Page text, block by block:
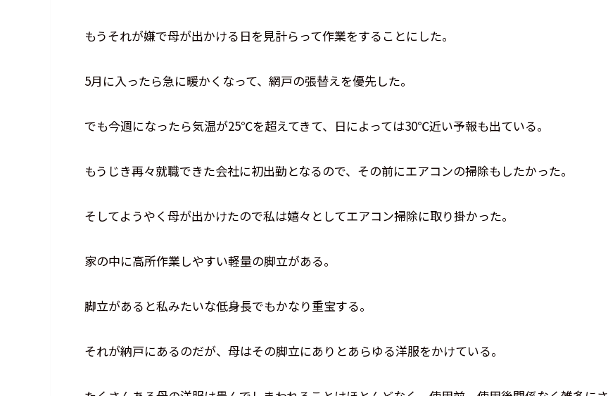
もうそれが嫌で母が出かける日を見計らって作業をすることにした。
5月に入ったら急に暖かくなって、網戸の張替えを優先した。
でも今週になったら気温が25℃を超えてきて、日によっては30℃近い予報も出ている。
もうじき再々就職できた会社に初出勤となるので、その前にエアコンの掃除もしたかった。
そしてようやく母が出かけたので私は嬉々としてエアコン掃除に取り掛かった。
家の中に高所作業しやすい軽量の脚立がある。
脚立があると私みたいな低身長でもかなり重宝する。
それが納戸にあるのだが、母はその脚立にありとあらゆる洋服をかけている。